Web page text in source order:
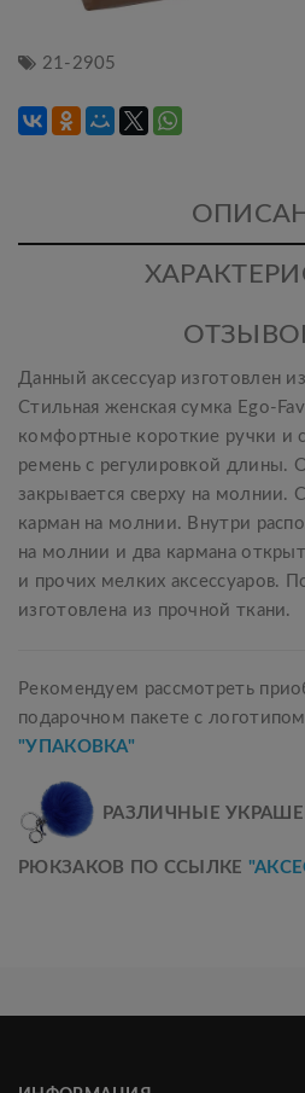
21-2905
Данный аксессуар изготовлен
Стильная женская сумка Ego-
комфортные короткие ручки и
ремень с регулировкой длины.
закрывается сверху на молнии.
карман на молнии. Внутри
на молнии и два кармана
и прочих мелких аксессуаров.
изготовлена из прочной ткани.
Рекомендуем рассмотреть
подарочном пакете с
"УПАКОВКА"
РАЗЛИЧНЫЕ
РЮКЗАКОВ ПО ССЫЛКЕ